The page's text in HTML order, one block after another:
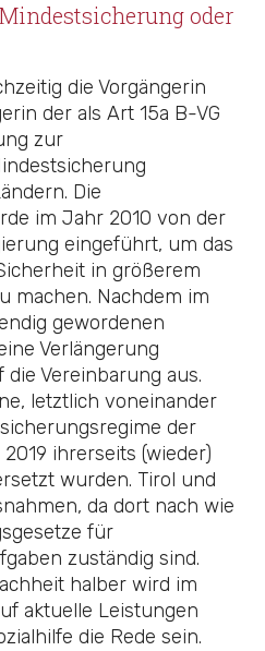
oder
die Vorgängerin
der als Art 15a B-VG
zur
Die
im Jahr 2010 von der
eingeführt, um das
in größerem
machen. Nachdem im
gewordenen
Verlängerung
Vereinbarung aus.
letztlich voneinander
der
ihrerseits (wieder)
wurden. Tirol und
da dort nach wie
für
zuständig sind.
halber wird im
aktuelle Leistungen
die Rede sein.